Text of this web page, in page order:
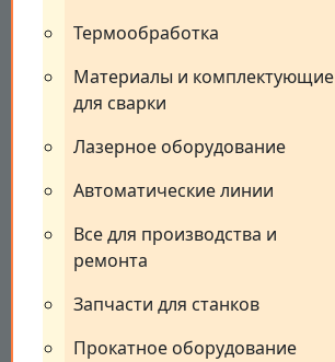
Термообработка
Материалы и комплектующие
для сварки
Лазерное оборудование
Автоматические линии
Все для производства и
ремонта
Запчасти для станков
Прокатное оборудование